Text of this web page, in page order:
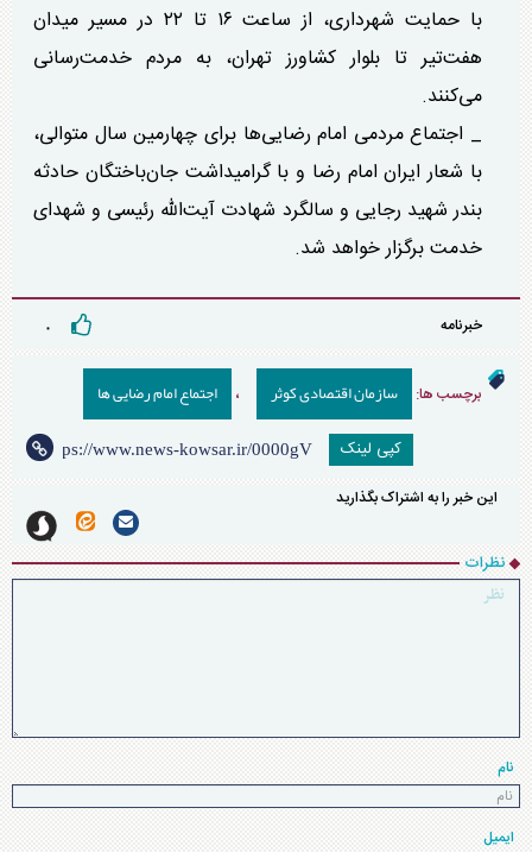
با حمایت شهرداری، از ساعت ۱۶ تا ۲۲ در مسیر میدان
هفت‌تیر تا بلوار کشاورز تهران، به مردم خدمت‌رسانی
می‌کنند.
_ اجتماع مردمی امام رضایی‌ها برای چهارمین سال متوالی،
با شعار ایران امام رضا و با گرامیداشت جان‌باختگان حادثه
بندر شهید رجایی و سالگرد شهادت آیت‌الله رئیسی و شهدای
خدمت برگزار خواهد شد.
خبرنامه ۰
برچسب ها: سازمان اقتصادی کوثر ، اجتماع امام رضایی ها
کپی لینک
این خبر را به اشتراک بگذارید
نظرات
نام
ایمیل